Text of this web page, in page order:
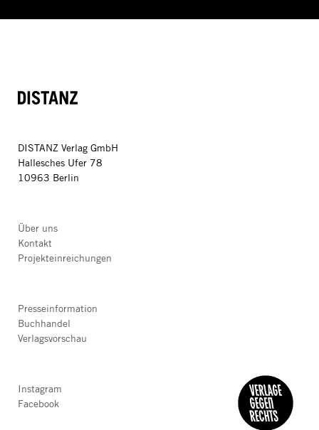
DISTANZ
DISTANZ Verlag GmbH
Hallesches Ufer 78
10963 Berlin
Über uns
Kontakt
Projekteinreichungen
Presseinformation
Buchhandel
Verlagsvorschau
Instagram
Facebook